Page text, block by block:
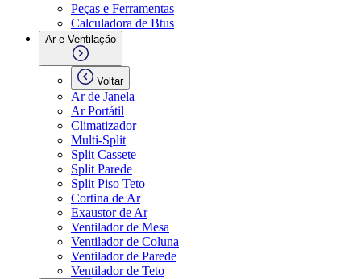
Peças e Ferramentas
Calculadora de Btus
Ar e Ventilação
Voltar
Ar de Janela
Ar Portátil
Climatizador
Multi-Split
Split Cassete
Split Parede
Split Piso Teto
Cortina de Ar
Exaustor de Ar
Ventilador de Mesa
Ventilador de Coluna
Ventilador de Parede
Ventilador de Teto